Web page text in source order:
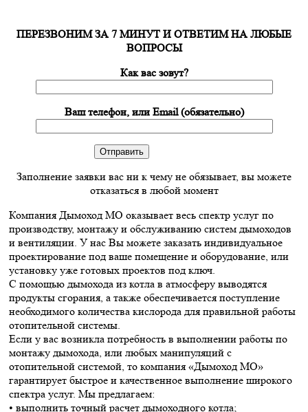
ПЕРЕЗВОНИМ ЗА 7 МИНУТ И ОТВЕТИМ НА ЛЮБЫЕ
ВОПРОСЫ
Как вас зовут?
Ваш телефон, или Email (обязательно)
Заполнение заявки вас ни к чему не обязывает, вы можете
отказаться в любой момент
Компания Дымоход МО оказывает весь спектр услуг по
производству, монтажу и обслуживанию систем дымоходов
и вентиляции. У нас Вы можете заказать индивидуальное
проектирование под ваше помещение и оборудование, или
установку уже готовых проектов под ключ.
С помощью дымохода из котла в атмосферу выводятся
продукты сгорания, а также обеспечивается поступление
необходимого количества кислорода для правильной работы
отопительной системы.
Если у вас возникла потребность в выполнении работы по
монтажу дымохода, или любых манипуляций с
отопительной системой, то компания «Дымоход МО»
гарантирует быстрое и качественное выполнение широкого
спектра услуг. Мы предлагаем:
• выполнить точный расчет дымоходного котла;